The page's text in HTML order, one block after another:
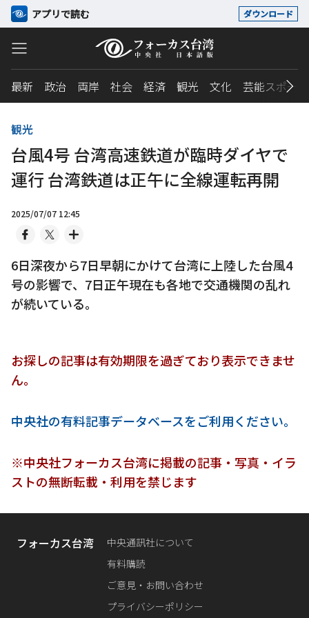
アプリで読む ダウンロード
最新 政治 両岸 社会 経済 観光 文化 芸能スポーツ
観光
台風4号 台湾高速鉄道が臨時ダイヤで
運行 台湾鉄道は正午に全線運転再開
2025/07/07 12:45
6日深夜から7日早朝にかけて台湾に上陸した台風4
号の影響で、7日正午現在も各地で交通機関の乱れ
が続いている。
お探しの記事は有効期限を過ぎており表示できませ
ん。
中央社の有料記事データベースをご利用ください。
※中央社フォーカス台湾に掲載の記事・写真・イラ
ストの無断転載・利用を禁じます
フォーカス台湾
中央通訊社について
有料購読
ご意見・お問い合わせ
プライバシーポリシー